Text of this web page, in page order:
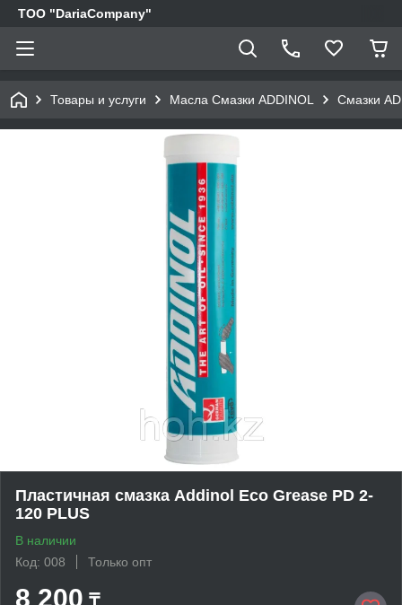
TOO "DariaCompany"
Товары и услуги Масла Смазки ADDINOL Смазки
Пластичная смазка Addinol Eco Grease PD 2-
120 PLUS
В наличии
Код: 008
Только опт
8 200